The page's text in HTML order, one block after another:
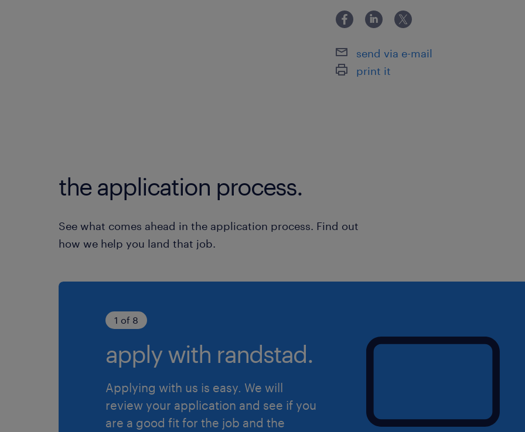
send via e-mail
print it
the application process.
See what comes ahead in the application process. Find out
how we help you land that job.
1 of 8
apply with randstad.
Applying with us is easy. We will
review your application and see if you
are a good fit for the job and the